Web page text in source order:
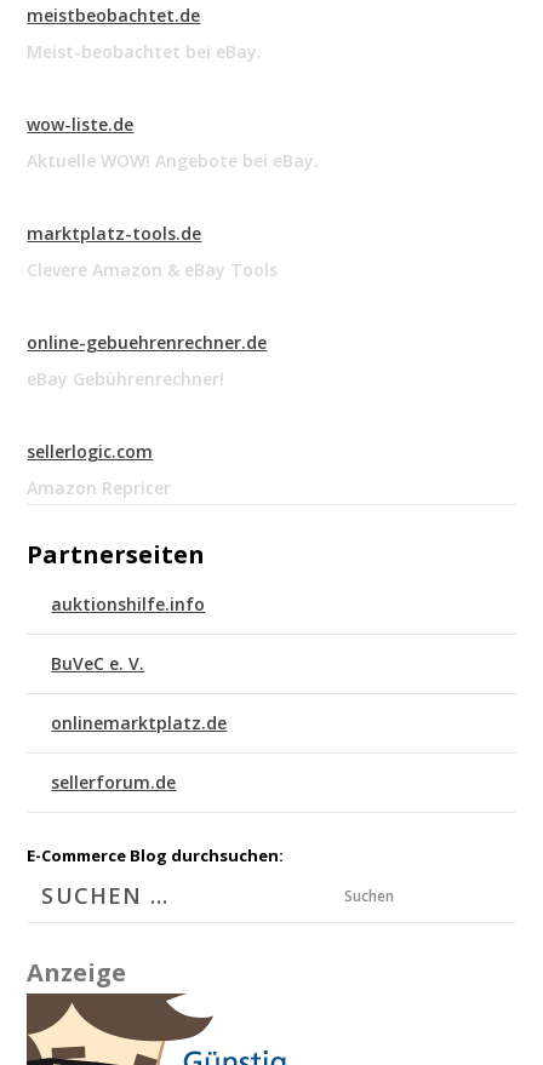
meistbeobachtet.de
Meist-beobachtet bei eBay.
wow-liste.de
Aktuelle WOW! Angebote bei eBay.
marktplatz-tools.de
Clevere Amazon & eBay Tools
online-gebuehrenrechner.de
eBay Gebührenrechner!
sellerlogic.com
Amazon Repricer
Partnerseiten
auktionshilfe.info
BuVeC e. V.
onlinemarktplatz.de
sellerforum.de
E-Commerce Blog durchsuchen:
Suchen
Anzeige